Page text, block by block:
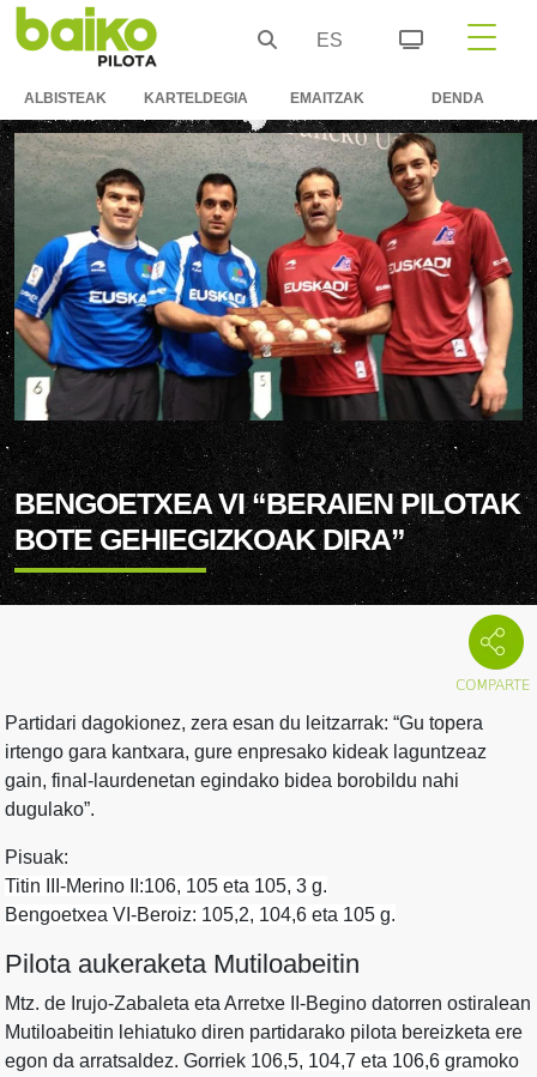
ES
ALBISTEAK KARTELDEGIA EMAITZAK DENDA
BENGOETXEA VI “BERAIEN PILOTAK
BOTE GEHIEGIZKOAK DIRA”
Partidari dagokionez, zera esan du leitzarrak: “Gu topera
irtengo gara kantxara, gure enpresako kideak laguntzeaz
gain, final-laurdenetan egindako bidea borobildu nahi
dugulako”.
Pisuak:
Titin III-Merino II:106, 105 eta 105, 3 g.
Bengoetxea VI-Beroiz: 105,2, 104,6 eta 105 g.
Pilota aukeraketa Mutiloabeitin
Mtz. de Irujo-Zabaleta eta Arretxe II-Begino datorren ostiralean
Mutiloabeitin lehiatuko diren partidarako pilota bereizketa ere
egon da arratsaldez. Gorriek 106,5, 104,7 eta 106,6 gramoko